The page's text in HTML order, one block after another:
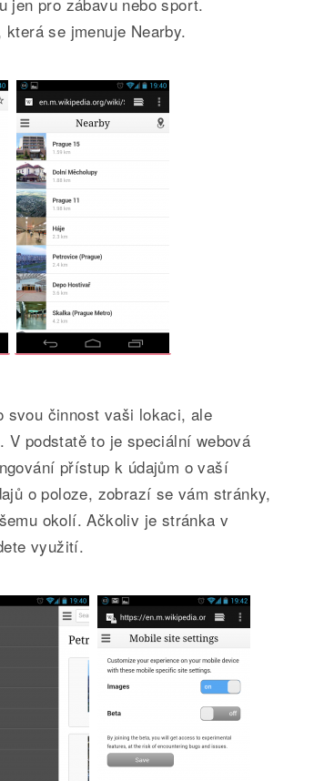
se jmenuje Nearby.
svou činnost vaši lokaci, ale
V podstatě to je speciální webová
přístup k údajům o vaší
o poloze, zobrazí se vám stránky,
okolí. Ačkoliv je stránka v
využití.